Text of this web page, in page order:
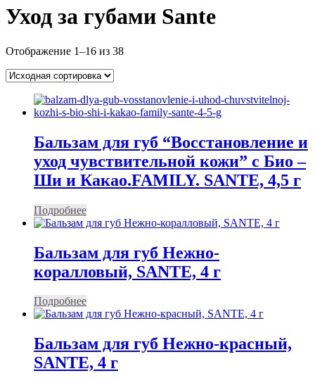
Уход за губами Sante
Отображение 1–16 из 38
Бальзам для губ “Восстановление и
уход чувствительной кожи” с Био –
Ши и Какао.FAMILY. SANTE, 4,5 г
Подробнее
Бальзам для губ Нежно-
коралловый, SANTE, 4 г
Подробнее
Бальзам для губ Нежно-красный,
SANTE, 4 г